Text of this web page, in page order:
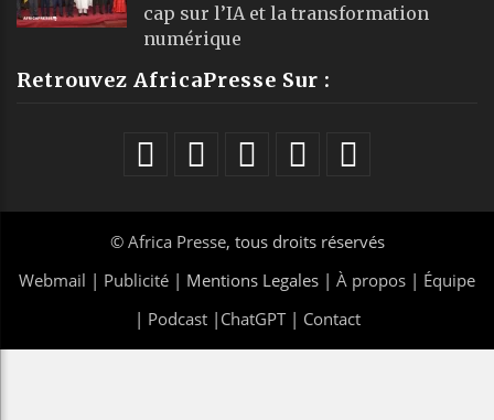
cap sur l’IA et la transformation
numérique
Retrouvez AfricaPresse Sur :
© Africa Presse, tous droits réservés
Webmail | Publicité | Mentions Legales | À propos | Équipe
| Podcast| ChatGPT| Contact